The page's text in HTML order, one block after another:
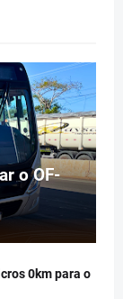
o OF-
0km para o